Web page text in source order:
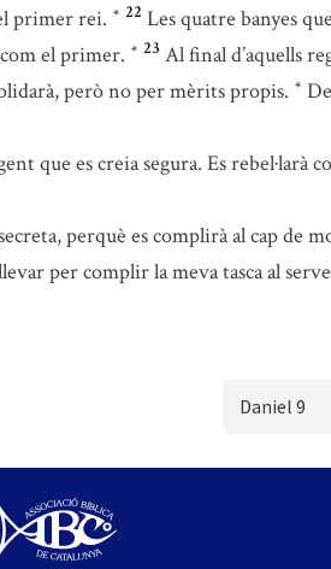
primer rei. * 22 Les quatre banyes
el primer. * 23 Al final d’aquells
però no per mèrits propis. *
que es creia segura. Es rebel·larà
perquè es complirà al cap de
per complir la meva tasca al
Daniel 9